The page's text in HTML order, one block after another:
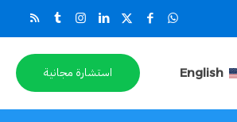
English استشارة مجانية